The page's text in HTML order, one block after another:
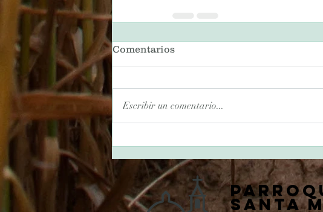
Comentarios
Escribir un comentario...
Santa